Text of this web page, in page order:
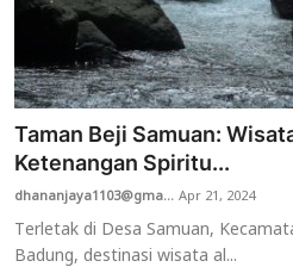
Taman Beji Samuan:
Ketenangan Spiritu...
dhananjaya1103@gma...Apr 21, 2024
Terletak di Desa Samuan,
Badung, destinasi wisata al...